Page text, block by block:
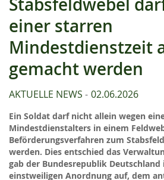
Stabsfeldwebel
einer starren
Mindestdienstzeit
gemacht werden
AKTUELLE NEWS 02.06.2026
Ein Soldat darf nicht allein wegen
Mindestdienstalters in einem
Beförderungsverfahren zum
werden. Dies entschied das
gab der Bundesrepublik Deutschland
einstweiligen Anordnung auf, dem